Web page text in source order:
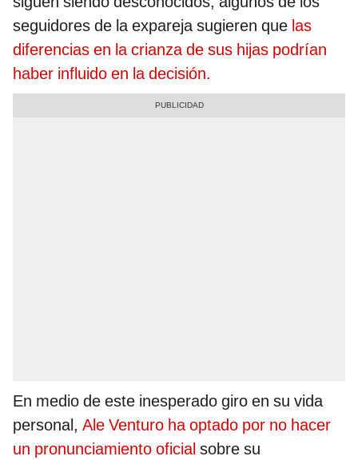
seguidores de la expareja sugieren que las
diferencias en la crianza de sus hijas podrían
haber influido en la decisión.
En medio de este inesperado giro en su vida
personal, Ale Venturo ha optado por no hacer
un pronunciamiento oficial sobre su